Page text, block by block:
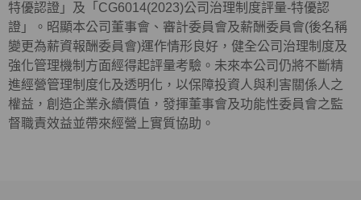
特優認證」及「 CG6014(2023)公司治理制度評量-特優認
證」。昭顯本公司董事會、審計委員會及薪酬委員會(後名稱
變更為薪資報酬委員會)運作情形良好，健全公司治理制度及
強化管理機制方面經得起評量考驗。未來本公司仍將不斷精
進經營管理制度化及透明化，以保障投資人與利害關係人之
權益，創造企業永續價值，發揮董事會及功能性委員會之監
督職責效益並帶來經營上實質協助。